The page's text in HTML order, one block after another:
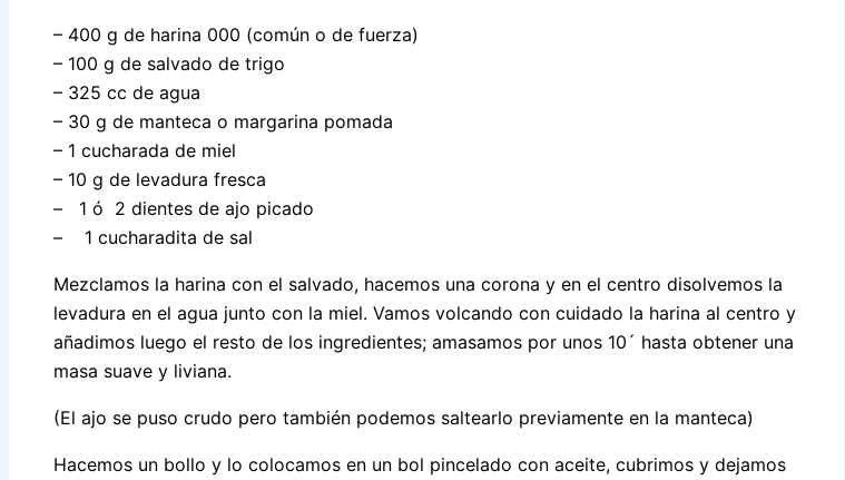
– 400 g de harina 000 (común o de fuerza)
– 100 g de salvado de trigo
– 325 cc de agua
– 30 g de manteca o margarina pomada
– 1 cucharada de miel
– 10 g de levadura fresca
– 1 ó 2 dientes de ajo picado
– 1 cucharadita de sal
Mezclamos la harina con el salvado, hacemos una corona y en el centro disolvemos la
levadura en el agua junto con la miel. Vamos volcando con cuidado la harina al centro y
añadimos luego el resto de los ingredientes; amasamos por unos 10´ hasta obtener una
masa suave y liviana.
(El ajo se puso crudo pero también podemos saltearlo previamente en la manteca)
Hacemos un bollo y lo colocamos en un bol pincelado con aceite, cubrimos y dejamos